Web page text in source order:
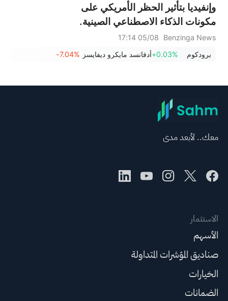
وإنفيديا بتأثير الحظر الأمريكي على
مكونات الذكاء الاصطناعي الصينية.
Benzinga News
05/08 17:14
برودكوم
+0.03%أدفانسد مايكرو ديفايسز -7.04%
معك.. لأبعد مدى
الاستثمار
الأسهم
صناديق المؤشرات المتداولة
الخيارات
الضمانات